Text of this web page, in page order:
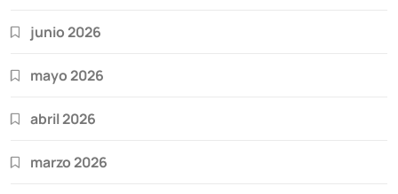
junio 2026
mayo 2026
abril 2026
marzo 2026